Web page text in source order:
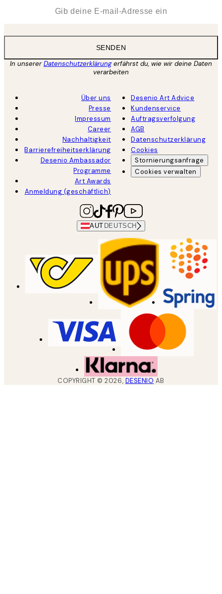
SENDEN
In unsererDatenschutzerklärungerfährst du, wie wir deine Daten
verarbeiten
Über uns
Presse
Impressum
Career
Nachhaltigkeit
Barrierefreiheitserklärung
Desenio Ambassador
Programme
Art Awards
Anmeldung (geschäftlich)
Desenio Art Advice
Kundenservice
Auftragsverfolgung
AGB
Datenschutzerklärung
Cookies
Stornierungsanfrage
Cookies verwalten
AUT DEUTSCH
COPYRIGHT ©2026, DESENIO AB